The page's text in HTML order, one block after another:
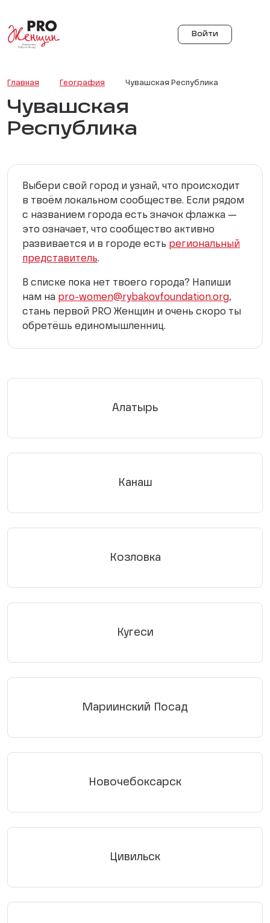
Войти
Главная География Чувашская Республика
Чувашская
Республика
Выбери свой город и узнай, что происходит
в твоём локальном сообществе. Если рядом
с названием города есть значок флажка —
это означает, что сообщество активно
развивается и в городе есть региональный
представитель.
В списке пока нет твоего города? Напиши
нам на pro-women@rybakovfoundation.org,
стань первой PRO Женщин и очень скоро ты
обретёшь единомышленниц.
Алатырь
Канаш
Козловка
Кугеси
Мариинский Посад
Новочебоксарск
Цивильск